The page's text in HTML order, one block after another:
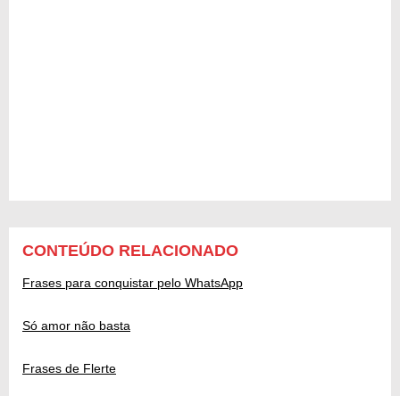
CONTEÚDO RELACIONADO
Frases para conquistar pelo WhatsApp
Só amor não basta
Frases de Flerte